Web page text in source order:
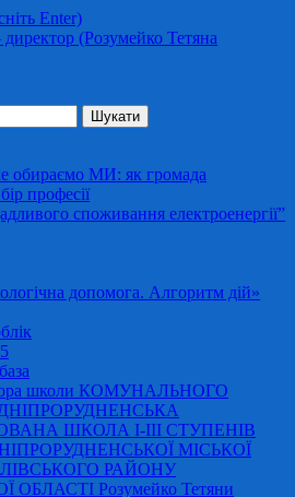
Enter)
(Розумейко Тетяна
обираємо МИ: як громада
професії
споживання електроенергії”
допомога. Алгоритм дій»
школи КОМУНАЛЬНОГО
ШКОЛА І-ІІІ СТУПЕНІВ
МІСЬКОЇ
РАЙОНУ
ОБЛАСТІ Розумейко Тетяни